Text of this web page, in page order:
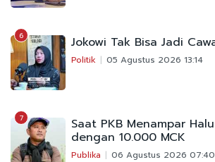
6 Jokowi Tak Bisa Jadi
Politik 05 Agustus 2026 13:14
7 Saat PKB Menampar
dengan 10.000 MCK
Publika 06 Agustus 2026 07:40